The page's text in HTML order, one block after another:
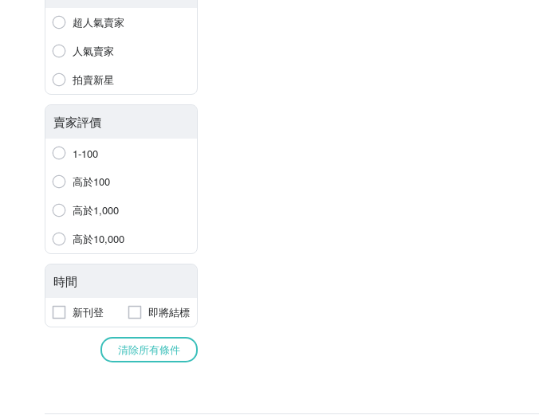
超人氣賣家
人氣賣家
拍賣新星
賣家評價
1-100
高於100
高於1,000
高於10,000
時間
新刊登 即將結標
清除所有條件